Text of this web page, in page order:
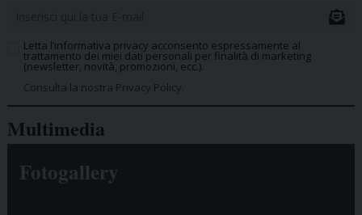
Letta l’informativa privacy acconsento espressamente al
trattamento dei miei dati personali per finalità di marketing
(newsletter, novità, promozioni, ecc.).
Consulta la nostra Privacy Policy.
Multimedia
Fotogallery